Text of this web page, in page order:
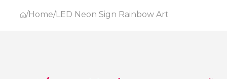
/Home/LED Neon Sign Rainbow Art